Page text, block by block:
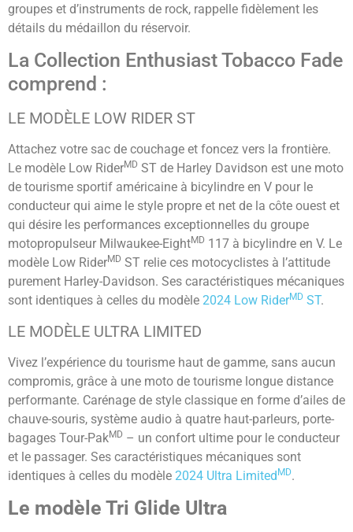
groupes et d’instruments de rock, rappelle fidèlement les
détails du médaillon du réservoir.
La Collection Enthusiast Tobacco Fade
comprend :
LE MODÈLE LOW RIDER ST
Attachez votre sac de couchage et foncez vers la frontière.
Le modèle Low RiderMD ST de Harley Davidson est une moto
de tourisme sportif américaine à bicylindre en V pour le
conducteur qui aime le style propre et net de la côte ouest et
qui désire les performances exceptionnelles du groupe
motopropulseur Milwaukee-EightMD 117 à bicylindre en V. Le
modèle Low RiderMD ST relie ces motocyclistes à l’attitude
purement Harley-Davidson. Ses caractéristiques mécaniques
sont identiques à celles du modèle 2024 Low RiderMD ST.
LE MODÈLE ULTRA LIMITED
Vivez l’expérience du tourisme haut de gamme, sans aucun
compromis, grâce à une moto de tourisme longue distance
performante. Carénage de style classique en forme d’ailes de
chauve-souris, système audio à quatre haut-parleurs, porte-
bagages Tour-PakMD – un confort ultime pour le conducteur
et le passager. Ses caractéristiques mécaniques sont
identiques à celles du modèle 2024 Ultra LimitedMD.
Le modèle Tri Glide Ultra